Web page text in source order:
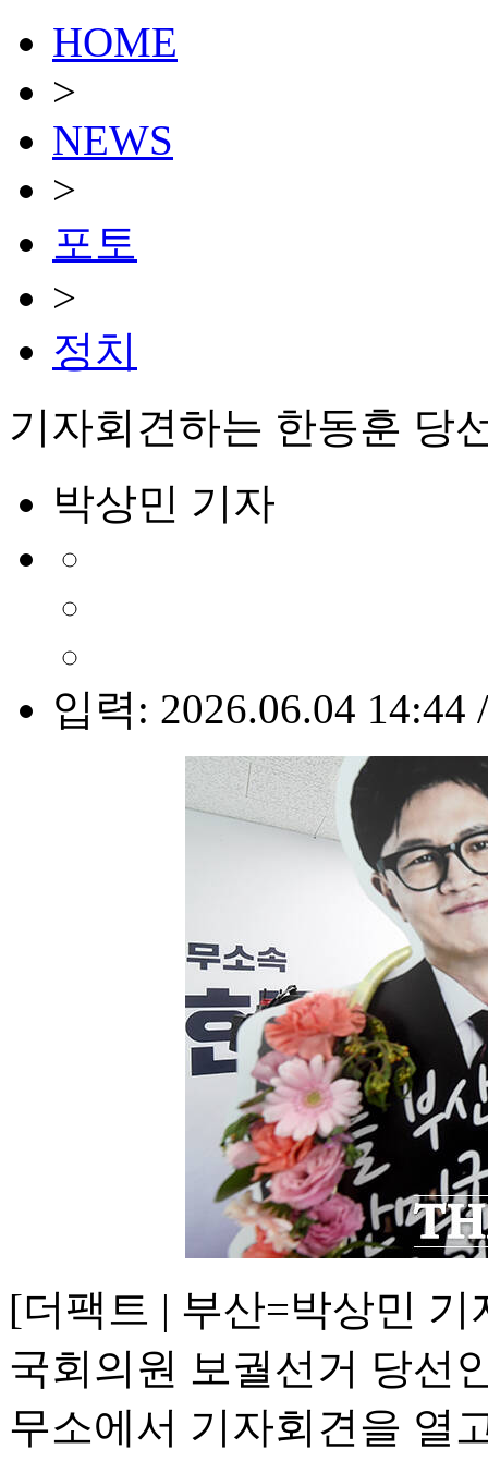
HOME
>
NEWS
>
포토
>
정치
기자회견하는 한동훈 당
박상민 기자
입력: 2026.06.04 14:44
[더팩트 | 부산=박상민
국회의원 보궐선거 당선
무소에서 기자회견을 열